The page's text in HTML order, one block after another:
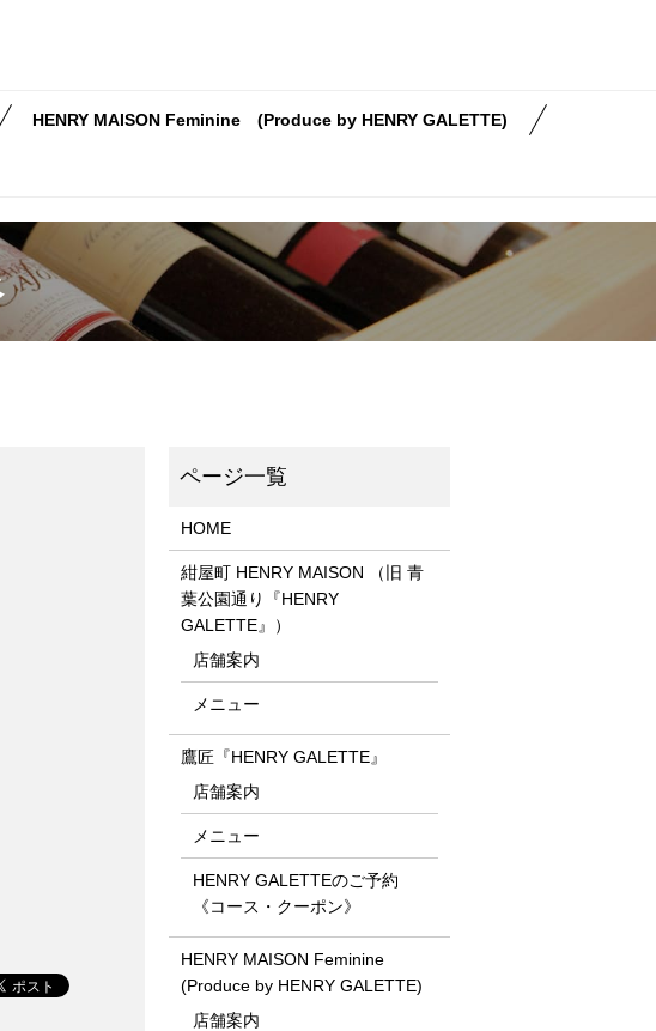
HENRY MAISON Feminine (Produce by HENRY GALETTE)
HOME
紺屋町 HENRY MAISON （旧 青
葉公園通り『HENRY
GALETTE』）
店舗案内
メニュー
鷹匠『HENRY GALETTE』
店舗案内
メニュー
HENRY GALETTEのご予約
《コース・クーポン》
HENRY MAISON Feminine
(Produce by HENRY GALETTE)
店舗案内